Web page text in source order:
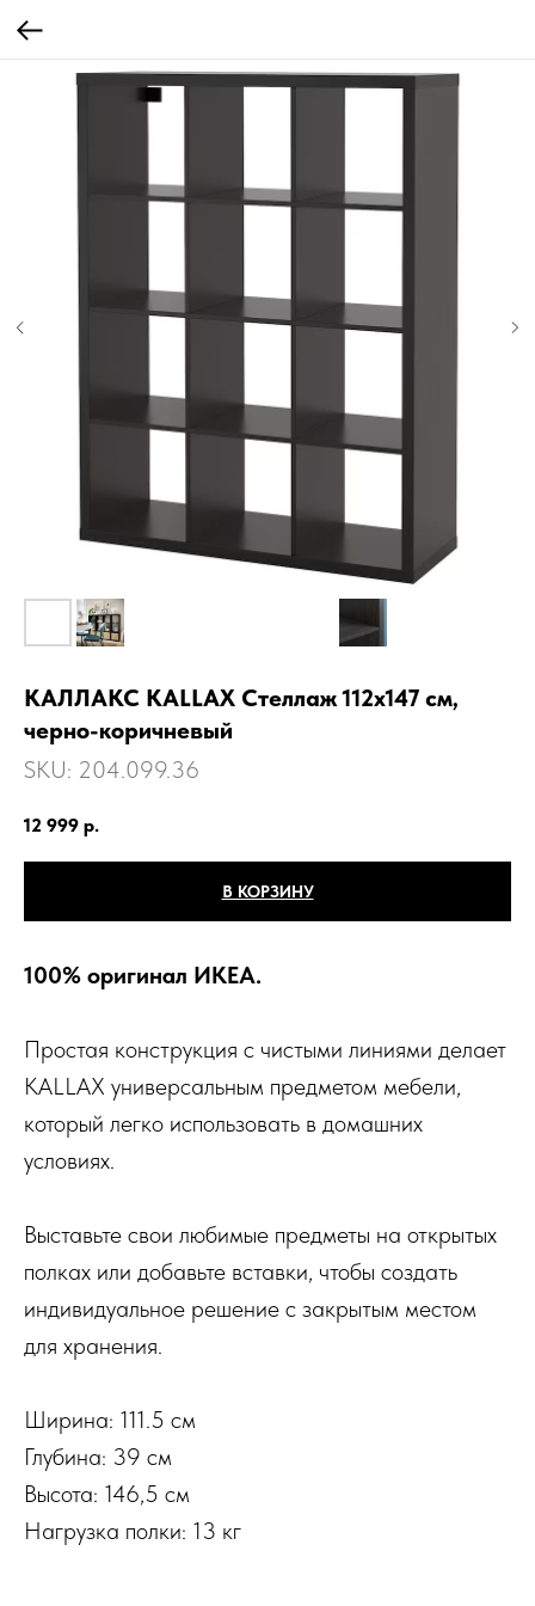
КАЛЛАКС KALLAX Стеллаж 112х147 см,
черно-коричневый
SKU: 204.099.36
12 999 р.
В КОРЗИНУ
100% оригинал ИКЕА.
Простая конструкция с чистыми линиями делает
KALLAX универсальным предметом мебели,
который легко использовать в домашних
условиях.
Выставьте свои любимые предметы на открытых
полках или добавьте вставки, чтобы создать
индивидуальное решение с закрытым местом
для хранения.
Ширина: 111.5 см
Глубина: 39 см
Высота: 146,5 см
Нагрузка полки: 13 кг